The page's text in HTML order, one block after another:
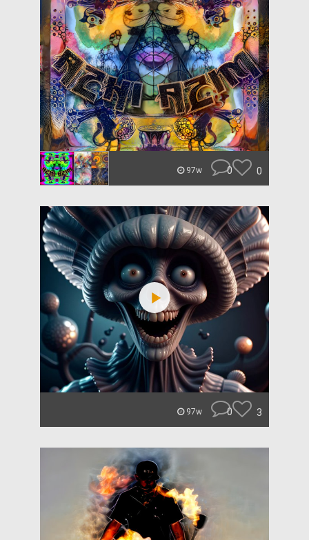
97w 0 0
97w 0 3